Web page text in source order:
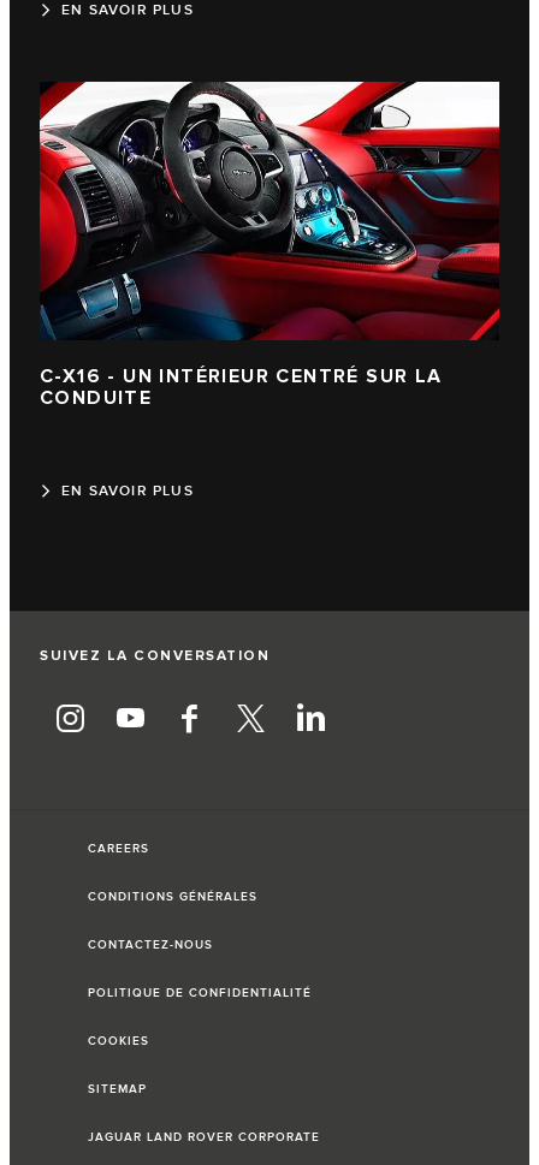
EN SAVOIR PLUS
C-X16 - UN INTÉRIEUR CENTRÉ SUR LA
CONDUITE
EN SAVOIR PLUS
SUIVEZ LA CONVERSATION
CAREERS
CONDITIONS GÉNÉRALES
CONTACTEZ-NOUS
POLITIQUE DE CONFIDENTIALITÉ
COOKIES
SITEMAP
JAGUAR LAND ROVER CORPORATE